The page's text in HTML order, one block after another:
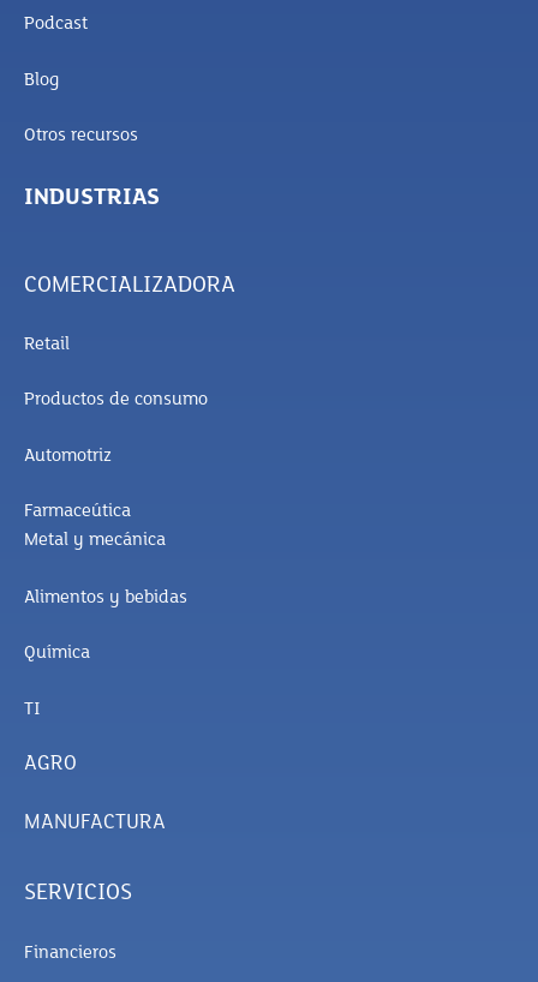
Podcast
Blog
Otros recursos
INDUSTRIAS
COMERCIALIZADORA
Retail
Productos de consumo
Automotriz
Farmaceútica
Metal y mecánica
Alimentos y bebidas
Química
TI
AGRO
MANUFACTURA
SERVICIOS
Financieros